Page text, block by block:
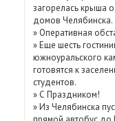
загорелась крыша
домов Челябинска.
» Оперативная
»Еще шесть
южноуральского
готовятся к
студентов.
» С Праздником!
»Из Челябинска